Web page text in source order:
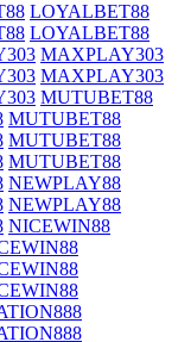
LOYALBET88
LOYALBET88
MAXPLAY303
MAXPLAY303
MUTUBET88
MUTUBET88
MUTUBET88
MUTUBET88
NEWPLAY88
NEWPLAY88
NICEWIN88